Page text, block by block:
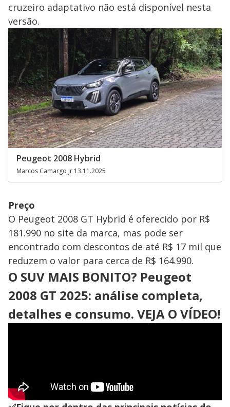
cruzeiro adaptativo não está disponível nesta
versão.
Peugeot 2008 Hybrid
Marcos Camargo Jr 13.11.2025
Preço
O Peugeot 2008 GT Hybrid é oferecido por R$
181.990 no site da marca, mas pode ser
encontrado com descontos de até R$ 17 mil que
reduzem o valor para cerca de R$ 164.990.
O SUV MAIS BONITO? Peugeot
2008 GT 2025: análise completa,
detalhes e consumo. VEJA O VÍDEO!